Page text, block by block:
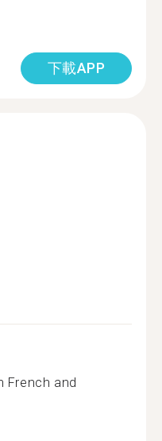
下載APP
French and